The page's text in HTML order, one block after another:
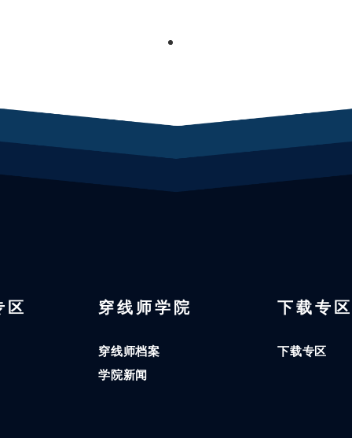
1
区 穿线师学院
穿线师档案
学院新闻
下载专区
下载专区